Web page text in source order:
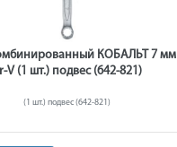
КОБАЛЬТ 7 мм
V (1 шт.) подвес (642-821)
(1 шт.) подвес (642-821)